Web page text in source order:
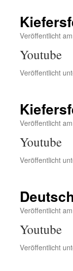
Veröffentlicht am
Youtube
Veröffentlicht
Veröffentlicht am
Youtube
Veröffentlicht
Veröffentlicht am
Youtube
Veröffentlicht